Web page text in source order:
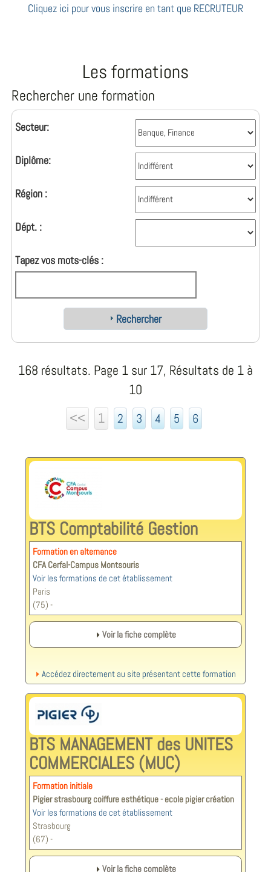
Cliquez ici pour vous inscrire en tant que RECRUTEUR
Les formations
Rechercher une formation
Secteur:
Diplôme:
Région :
Dépt. :
Tapez vos mots-clés :
Rechercher
168 résultats. Page 1 sur 17, Résultats de 1 à
10
<<
1 2 3 4 5 6
BTS Comptabilité Gestion
Formation en alternance
CFA Cerfal-Campus Montsouris
Voir les formations de cet établissement
Paris
(75) -
Voir la fiche complète
Accédez directement au site présentant cette formation
BTS MANAGEMENT des UNITES
COMMERCIALES (MUC)
Formation initiale
Pigier strasbourg coiffure esthétique - ecole pigier création
Voir les formations de cet établissement
Strasbourg
(67) -
Voir la fiche complète